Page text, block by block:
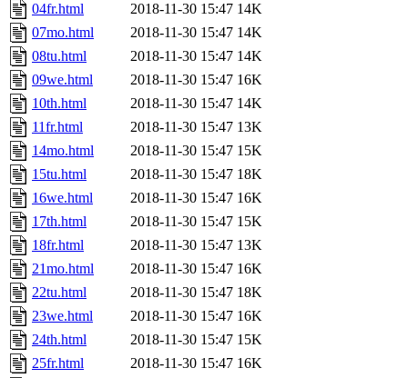
04fr.html
2018-11-30 15:47 14K
07mo.html
2018-11-30 15:47 14K
08tu.html
2018-11-30 15:47 14K
09we.html
2018-11-30 15:47 16K
10th.html
2018-11-30 15:47 14K
11fr.html
2018-11-30 15:47 13K
14mo.html
2018-11-30 15:47 15K
15tu.html
2018-11-30 15:47 18K
16we.html
2018-11-30 15:47 16K
17th.html
2018-11-30 15:47 15K
18fr.html
2018-11-30 15:47 13K
21mo.html
2018-11-30 15:47 16K
22tu.html
2018-11-30 15:47 18K
23we.html
2018-11-30 15:47 16K
24th.html
2018-11-30 15:47 15K
25fr.html
2018-11-30 15:47 16K